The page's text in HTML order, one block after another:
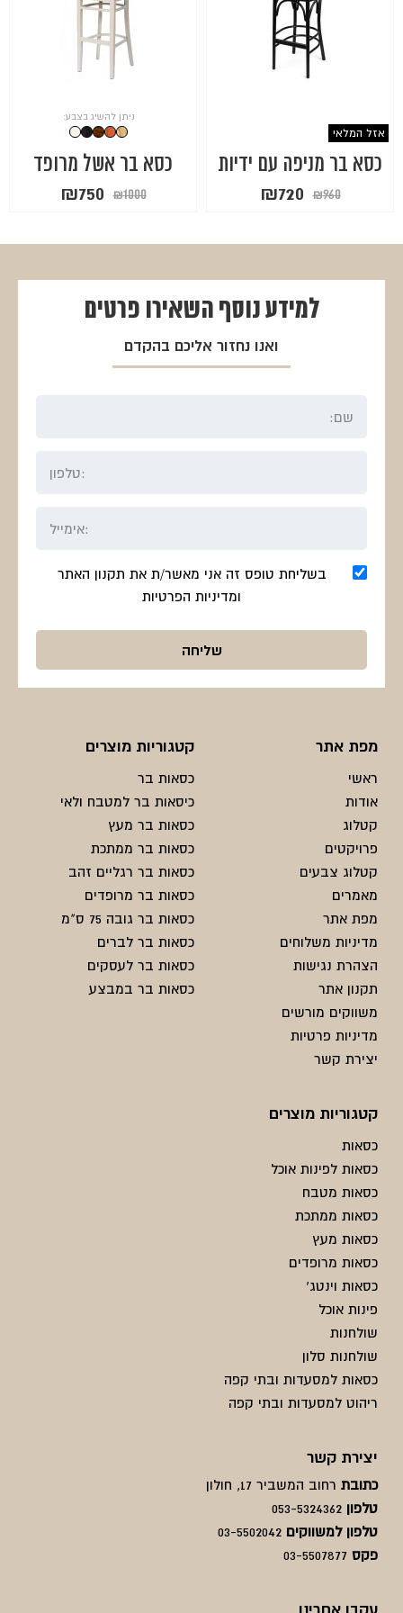
אזל המלאי
כסא בר מניפה עם ידיות
₪960
המחיר
₪720
ניתן להשיג בצבע:
כסא בר אשל מרופד
₪1000
המחיר
₪750
מפת אתר
ראשי
אודות
קטלוג
פרויקטים
קטלוג צבעים
מאמרים
מפת אתר
מדיניות משלוחים
הצהרת נגישות
תקנון אתר
משווקים מורשים
מדיניות פרטיות
יצירת קשר
קטגוריות מוצרים
כסאות בר
כיסאות בר למטבח ולאי
כסאות בר מעץ
כסאות בר ממתכת
כסאות בר רגליים זהב
כסאות בר מרופדים
כסאות בר גובה 75 ס"מ
כסאות בר לברים
כסאות בר לעסקים
כסאות בר במבצע
קטגוריות מוצרים
כסאות
כסאות לפינות אוכל
כסאות מטבח
כסאות ממתכת
כסאות מעץ
כסאות מרופדים
כסאות וינטג'
פינות אוכל
שולחנות
שולחנות סלון
כסאות למסעדות ובתי קפה
ריהוט למסעדות ובתי קפה
יצירת קשר
כתובת רחוב המשביר 17, חולון
טלפון 053-5324362
טלפון למשווקים 03-5502042
פקס 03-5507877
עקבו אחרינו
למידע נוסף השאירו פרטים
ואנו נחזור אליכם בהקדם
בשליחת טופס זה אני מאשר/ת את תקנון האתר
ומדיניות הפרטיות